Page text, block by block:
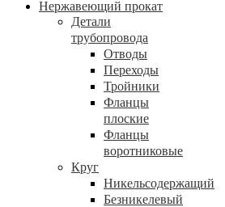
Нержавеющий прокат
Детали
трубопровода
Отводы
Переходы
Тройники
Фланцы
плоские
Фланцы
воротниковые
Круг
Никельсодержащий
Безникелевый